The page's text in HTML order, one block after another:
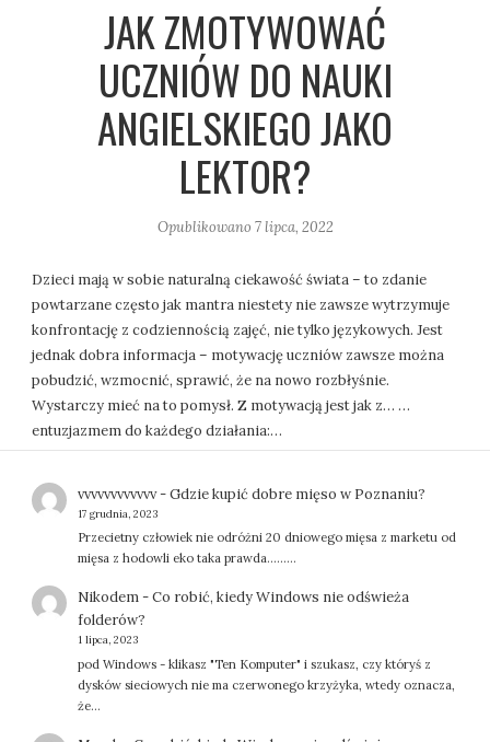
JAK ZMOTYWOWAĆ
UCZNIÓW DO NAUKI
ANGIELSKIEGO JAKO
LEKTOR?
Opublikowano 7 lipca, 2022
Dzieci mają w sobie naturalną ciekawość świata – to zdanie
powtarzane często jak mantra niestety nie zawsze wytrzymuje
konfrontację z codziennością zajęć, nie tylko językowych. Jest
jednak dobra informacja – motywację uczniów zawsze można
pobudzić, wzmocnić, sprawić, że na nowo rozbłyśnie.
Wystarczy mieć na to pomysł. Z motywacją jest jak z… …
entuzjazmem do każdego działania:…
vvvvvvvvvvvv-Gdzie kupić dobre mięso w Poznaniu?
17 grudnia, 2023
Przecietny człowiek nie odróżni 20 dniowego mięsa z marketu od
mięsa z hodowli eko taka prawda.........
Nikodem-Co robić, kiedy Windows nie odświeża
folderów?
1 lipca, 2023
pod Windows - klikasz "Ten Komputer" i szukasz, czy któryś z
dysków sieciowych nie ma czerwonego krzyżyka, wtedy oznacza,
że…